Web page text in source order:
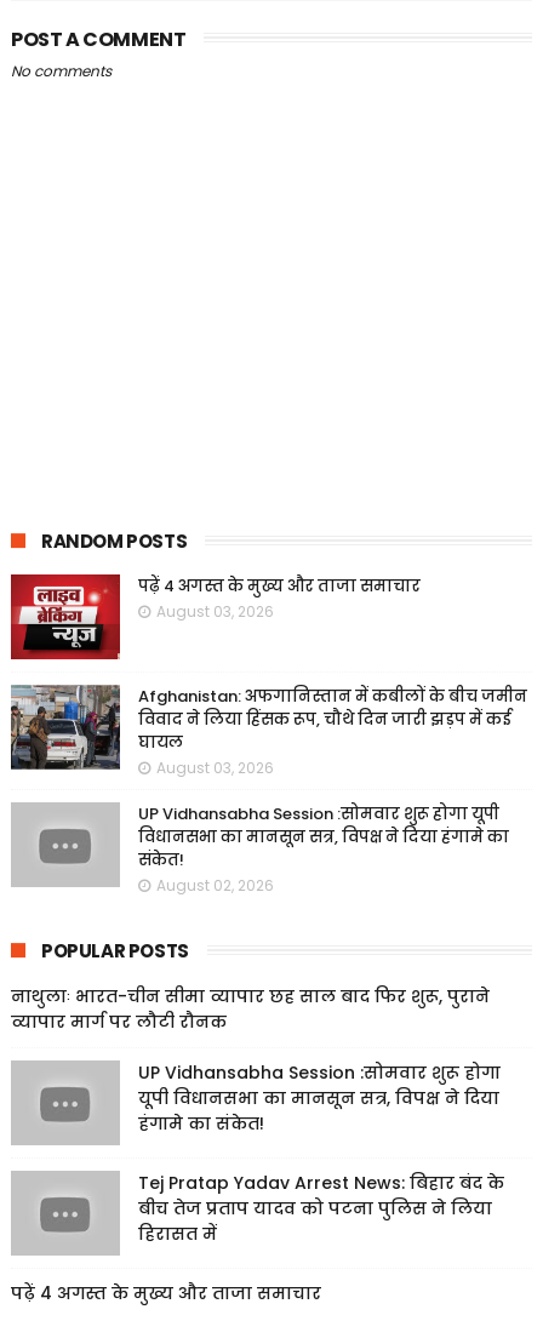
POST A COMMENT
No comments
RANDOM POSTS
पढ़ें 4 अगस्त के मुख्य और ताजा समाचार
August 03, 2026
Afghanistan: अफगानिस्तान में कबीलों के बीच जमीन
विवाद ने लिया हिंसक रूप, चौथे दिन जारी झड़प में कई
घायल
August 03, 2026
UP Vidhansabha Session :सोमवार शुरू होगा यूपी
विधानसभा का मानसून सत्र, विपक्ष ने दिया हंगामे का
संकेत!
August 02, 2026
POPULAR POSTS
नाथुलाः भारत-चीन सीमा व्यापार छह साल बाद फिर शुरू, पुराने
व्यापार मार्ग पर लौटी रौनक
UP Vidhansabha Session :सोमवार शुरू होगा
यूपी विधानसभा का मानसून सत्र, विपक्ष ने दिया
हंगामे का संकेत!
Tej Pratap Yadav Arrest News: बिहार बंद के
बीच तेज प्रताप यादव को पटना पुलिस ने लिया
हिरासत में
पढ़ें 4 अगस्त के मुख्य और ताजा समाचार